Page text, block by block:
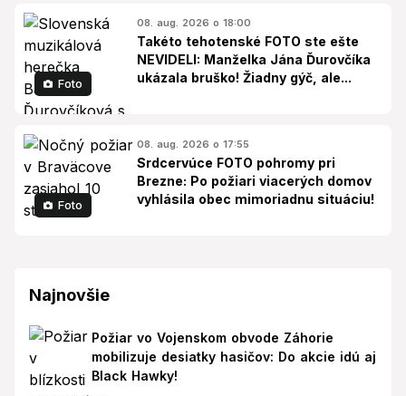
Foto
08. aug. 2026 o 18:00
Takéto tehotenské FOTO ste ešte
NEVIDELI: Manželka Jána Ďurovčíka
ukázala bruško! Žiadny gýč, ale...
Foto
08. aug. 2026 o 17:55
Srdcervúce FOTO pohromy pri
Brezne: Po požiari viacerých domov
vyhlásila obec mimoriadnu situáciu!
Najnovšie
Požiar vo Vojenskom obvode Záhorie
mobilizuje desiatky hasičov: Do akcie idú aj
Black Hawky!